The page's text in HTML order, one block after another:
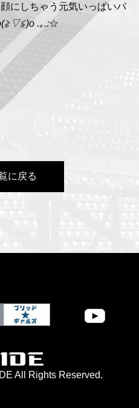
にしちゃう元気いっぱいパ
.｡.:☆
に戻る
All Rights Reserved.